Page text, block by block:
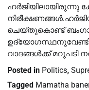
ഹർജിയിലായിരുന്നു
ചെയ്തുകൊണ്ട്
ഉദ്യോഗസ്ഥനുവേണ്ടി
വാദങ്ങൾക്ക്
Posted in Politics,
Tagged Mamatha